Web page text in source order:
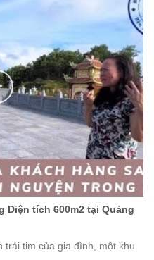
Diện tích 600m2 tại Quảng
trái tim của gia đình, một khu